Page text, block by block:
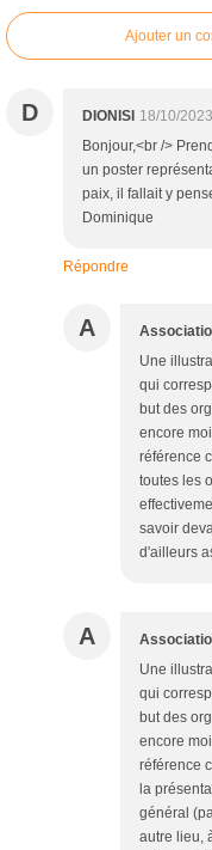
Ajouter un
D DIONISI 18/10/
Bonjour,<br />
un poster
paix, il fallait y
Dominique
Répondre
A
Une
qui
but des
encore
référence
toutes les
savoir
d'ailleurs
A
Une
qui
but des
encore
référence
la
général
autre lieu,